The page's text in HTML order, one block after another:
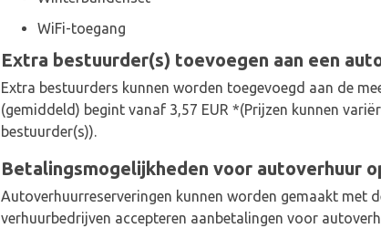
WiFi-toegang
Extra bestuurder(s) toevoegen aan een
Extra bestuurders kunnen worden toegevoegd aan de
(gemiddeld) begint vanaf 3,57 EUR *(Prijzen kunnen
bestuurder(s)).
Betalingsmogelijkheden voor autoverhuur
Autoverhuurreserveringen kunnen worden gemaakt met
verhuurbedrijven accepteren aanbetalingen voor